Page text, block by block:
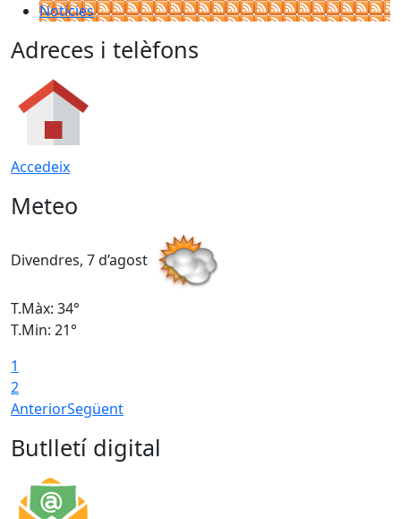
Notícies
Adreces i telèfons
Accedeix
Meteo
Divendres, 7 d’agost
T.Màx: 34°
T.Min: 21°
1
2
AnteriorSegüent
Butlletí digital